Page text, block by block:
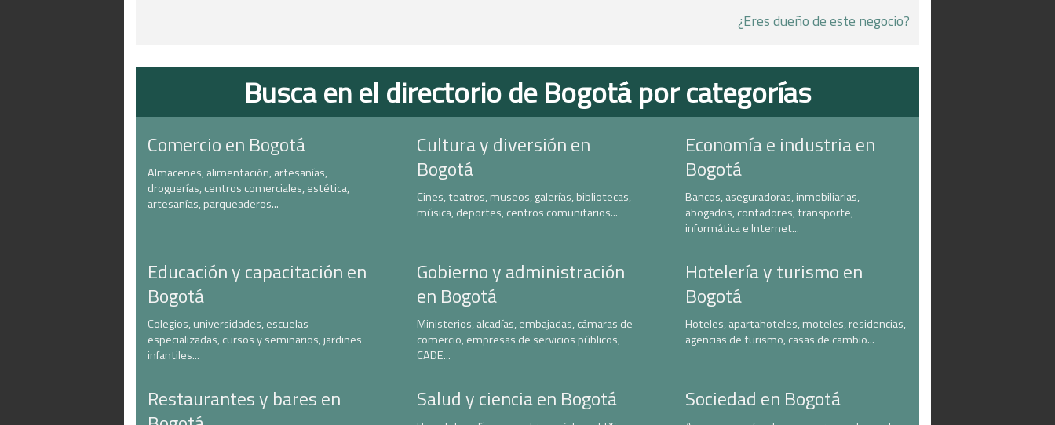
¿Eres dueño de este negocio?
Busca en el directorio de Bogotá por categorías
Comercio en Bogotá
Almacenes, alimentación, artesanías,
droguerías, centros comerciales, estética,
artesanías, parqueaderos...
Cultura y diversión en
Bogotá
Cines, teatros, museos, galerías, bibliotecas,
música, deportes, centros comunitarios...
Economía e industria en
Bogotá
Bancos, aseguradoras, inmobiliarias,
abogados, contadores, transporte,
informática e Internet...
Educación y capacitación en
Bogotá
Colegios, universidades, escuelas
especializadas, cursos y seminarios, jardines
infantiles...
Gobierno y administración
en Bogotá
Ministerios, alcadías, embajadas, cámaras de
comercio, empresas de servicios públicos,
CADE...
Hotelería y turismo en
Bogotá
Hoteles, apartahoteles, moteles, residencias,
agencias de turismo, casas de cambio...
Restaurantes y bares en
Salud y ciencia en Bogotá Sociedad en Bogotá